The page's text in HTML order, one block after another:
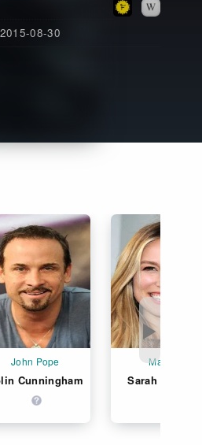
みんなの作品レビュー
コース別料金プラン
2015-08-30
▶
John Pope
Cunningham
Maggie
Sarah Carter